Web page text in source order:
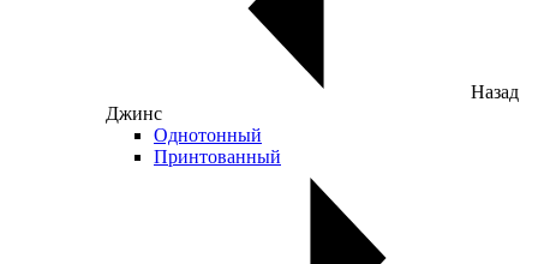
Назад
Джинс
Однотонный
Принтованный